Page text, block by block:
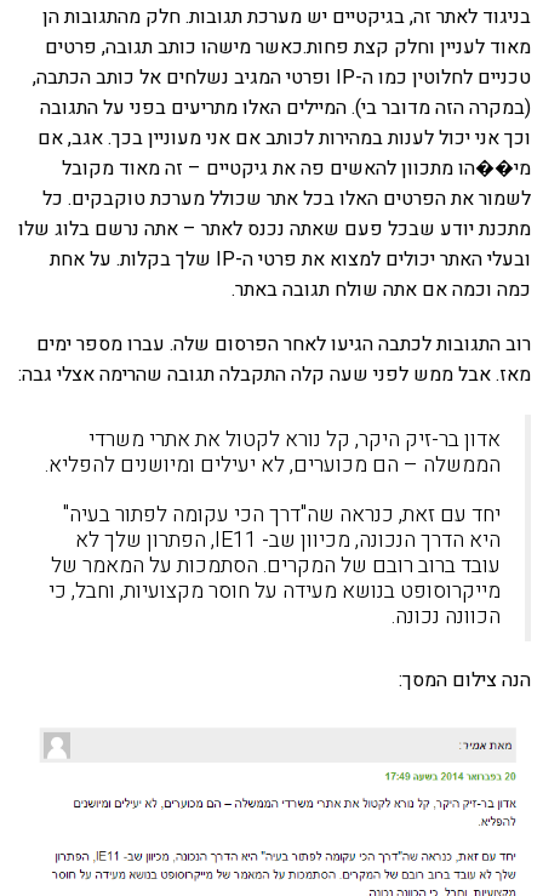
לאתר זה, בגיקטיים יש מערכת תגובות. חלק מהתגובות הן
לעניין וחלק קצת פחות.כאשר מישהו כותב תגובה, פרטים
טכניים לחלוטין כמו ה-IP ופרטי המגיב נשלחים אל כותב הכתבה,
הזה מדובר בי). המיילים האלו מתריעים בפני על התגובה
יכול לענות במהירות לכותב אם אני מעוניין בכך. אגב, אם
מתכוון להאשים פה את גיקטיים – זה מאוד מקובל
את הפרטים האלו בכל אתר שכולל מערכת טוקבקים. כל
יודע שבכל פעם שאתה נכנס לאתר – אתה נרשם בלוג שלו
ובעלי האתר יכולים למצוא את פרטי ה-IP שלך בקלות. על אחת
וכמה אם אתה שולח תגובה באתר.
לכתבה הגיעו לאחר הפרסום שלה. עברו מספר ימים
אבל ממש לפני שעה קלה התקבלה תגובה שהרימה אצלי גבה:
אדון בר-זיק היקר, קל נורא לקטול את אתרי משרדי
הממשלה – הם מכוערים, לא יעילים ומיושנים להפליא.
יחד עם זאת, כנראה שה"דרך הכי עקומה לפתור בעיה"
היא הדרך הנכונה, מכיוון שב- IE11, הפתרון שלך לא
עובד ברוב רובם של המקרים. הסתמכות על המאמר של
מייקרוסופט בנושא מעידה על חוסר מקצועיות, וחבל, כי
הכוונה נכונה.
המסך: